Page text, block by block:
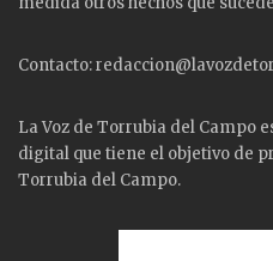
Contacto:
La Voz de Torrubia del Campo
digital que tiene el objetivo de
Torrubia del Campo.